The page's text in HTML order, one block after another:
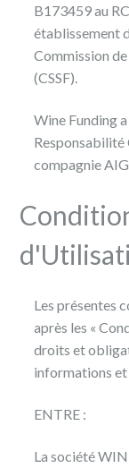
B173459 au
établissement
Commission
(CSSF).
Wine Funding
Responsabilité
compagnie
Les présentes
après les «
droits et
informations et
ENTRE :
La société